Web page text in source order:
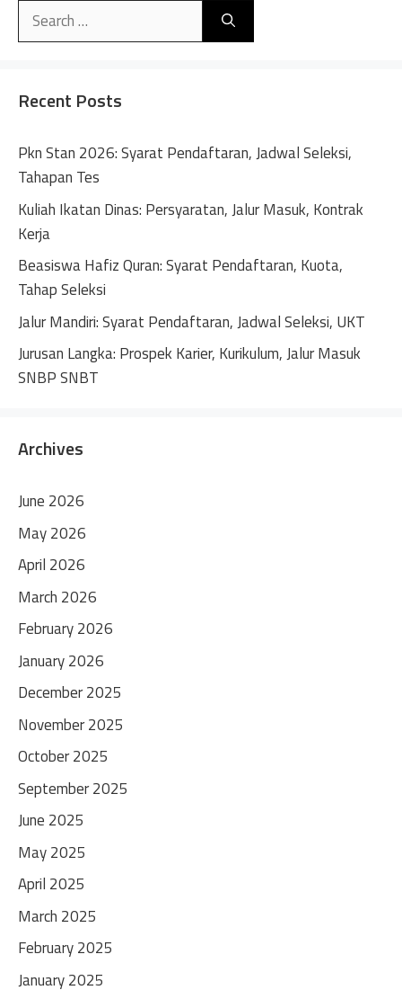
e
a
i
v
e
:
Search
Recent Posts
Pkn Stan 2026: Syarat Pendaftaran, Jadwal Seleksi,
Tahapan Tes
Kuliah Ikatan Dinas: Persyaratan, Jalur Masuk, Kontrak
Kerja
Beasiswa Hafiz Quran: Syarat Pendaftaran, Kuota,
Tahap Seleksi
Jalur Mandiri: Syarat Pendaftaran, Jadwal Seleksi, UKT
Jurusan Langka: Prospek Karier, Kurikulum, Jalur Masuk
SNBP SNBT
Archives
June 2026
May 2026
April 2026
March 2026
February 2026
January 2026
December 2025
November 2025
October 2025
September 2025
June 2025
May 2025
April 2025
March 2025
February 2025
January 2025